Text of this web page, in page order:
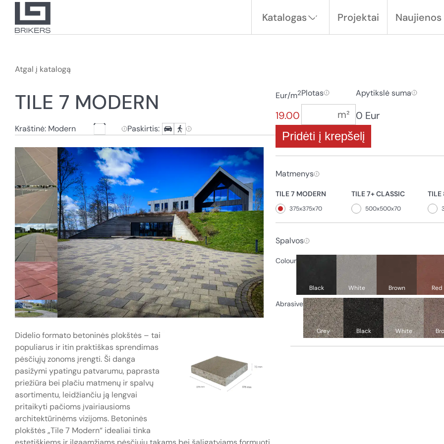
Katalogas Projektai Naujienos
Atgal į katalogą
TILE 7 MODERN
Kraštinė: Modern Paskirtis:
Didelio formato betoninės plokštės – tai
populiarus ir itin praktiškas sprendimas
pėsčiųjų zonoms įrengti. Ši danga
pasižymi ypatingu patvarumu, paprasta
priežiūra bei plačiu matmenų ir spalvų
asortimentu, leidžiančiu ją lengvai
pritaikyti pačioms įvairiausioms
architektūrinėms vizijoms. Betoninės
plokštės „Tile 7 Modern“ idealiai tinka
Eur/m2
19.00
Plotas Apytikslė suma
0 Eur
Pridėti į krepšelį
Matmenys
TILE 7 MODERN
375x375x70
TILE 7+ CLASSIC
500x500x70
TILE
Spalvos
Colour
Black White Brown Red
Abrasive
Grey Black White